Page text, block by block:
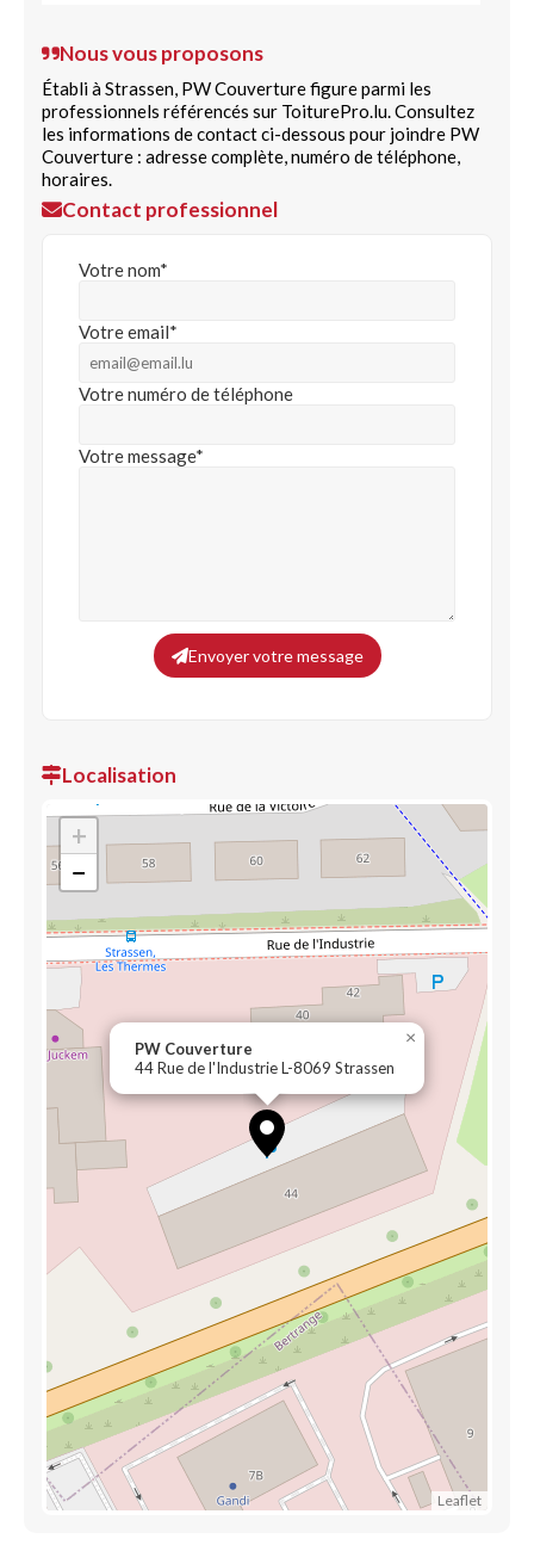
Service de nettoyage spécialisé
Étanchéité du bâtiment Toit plat
Assistance rapide dépannage
Gaine de tubage pour cheminée
Fenêtres de toit VELUX
Nous vous proposons
Établi à Strassen, PW Couverture figure parmi les
professionnels référencés sur ToiturePro.lu. Consultez
les informations de contact ci-dessous pour joindre PW
Couverture : adresse complète, numéro de téléphone,
horaires.
Contact professionnel
Votre nom*
Votre email*
Votre numéro de téléphone
Votre message*
Envoyer votre message
Localisation
PW Couverture
44 Rue de l'Industrie L-8069 Strassen
×
+
−
Leaflet